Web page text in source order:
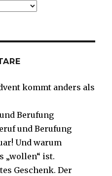
kommt anders als
Berufung
und Berufung
Und warum
„wollen“ ist.
Geschenk. Der